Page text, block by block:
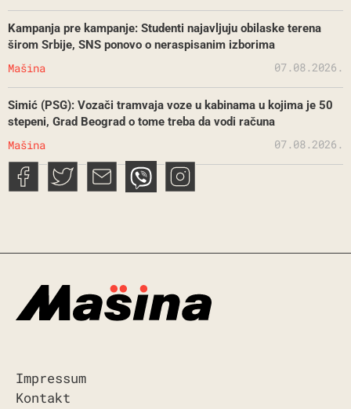
Kampanja pre kampanje: Studenti najavljuju obilaske terena
širom Srbije, SNS ponovo o neraspisanim izborima
Mašina 07.08.2026.
Simić (PSG): Vozači tramvaja voze u kabinama u kojima je 50
stepeni, Grad Beograd o tome treba da vodi računa
Mašina 07.08.2026.
Impressum
Kontakt